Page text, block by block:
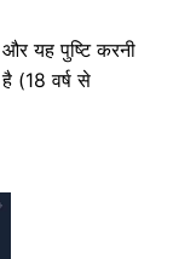
यह पुष्टि करनी
(18 वर्ष से